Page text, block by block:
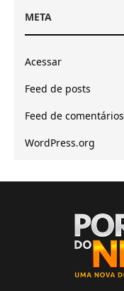
META
Acessar
Feed de posts
Feed de comentários
WordPress.org